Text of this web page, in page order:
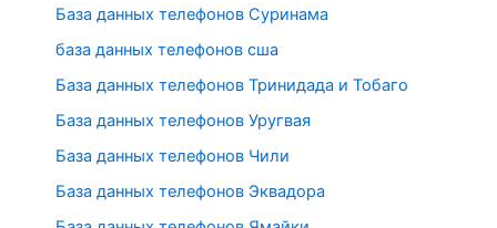
База данных телефонов Суринама
база данных телефонов сша
База данных телефонов Тринидада и Тобаго
База данных телефонов Уругвая
База данных телефонов Чили
База данных телефонов Эквадора